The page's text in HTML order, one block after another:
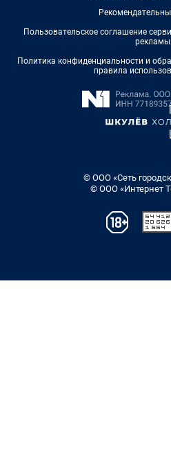
Пользовательское соглашение
Политика конфиденциальности и
правила
© ООО «Сеть
© ООО «Интернет